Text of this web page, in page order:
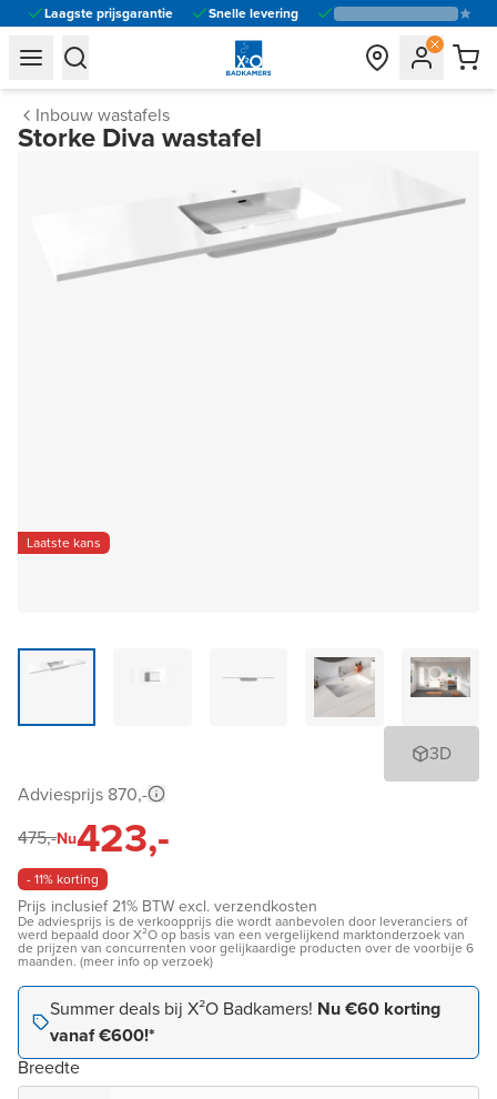
Laagste prijsgarantie Snelle levering
general.navigation.toggle_menu.label
general.navigation.toggle_menu.label
Inbouw wastafels
Storke Diva wastafel
Laatste kans
3D
Adviesprijs 870,-
475,-Nu423,-
- 11% korting
Prijs inclusief 21% BTW excl. verzendkosten
De adviesprijs is de verkoopprijs die wordt aanbevolen door leveranciers of
werd bepaald door X²O op basis van een vergelijkend marktonderzoek van
de prijzen van concurrenten voor gelijkaardige producten over de voorbije 6
maanden. (meer info op verzoek)
Summer deals bij X²O Badkamers! Nu €60 korting
vanaf €600!*
Breedte